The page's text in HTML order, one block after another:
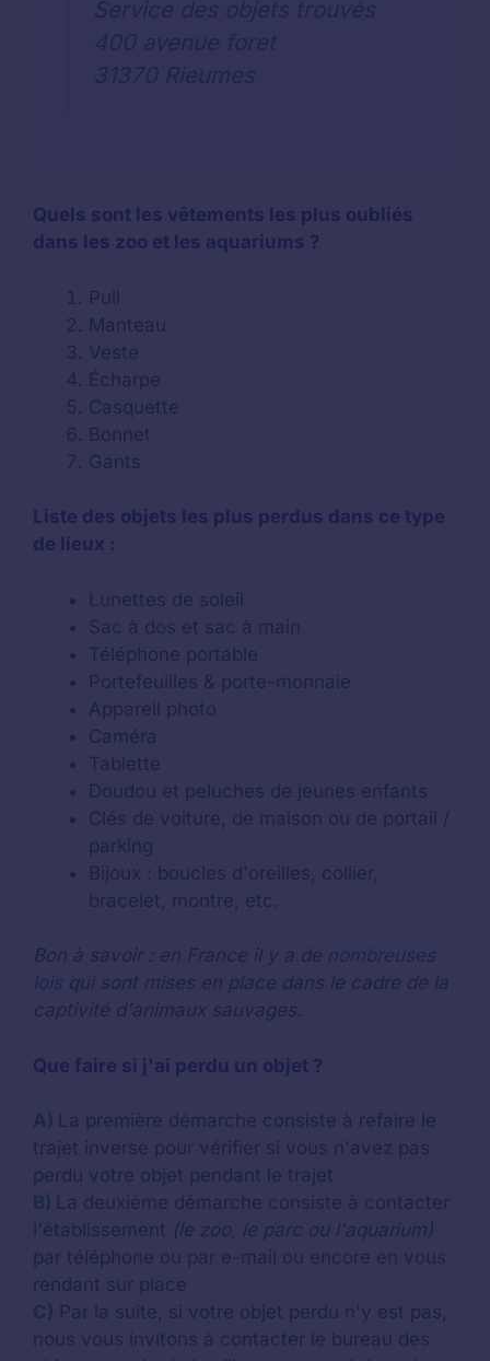
Quels sont les vêtements les plus oubliés
dans les zoo et les aquariums ?
Pull
Manteau
Veste
Écharpe
Casquette
Bonnet
Gants
Liste des objets les plus perdus dans ce type
de lieux :
Lunettes de soleil
Sac à dos et sac à main
Téléphone portable
Portefeuilles & porte-monnaie
Appareil photo
Caméra
Tablette
Doudou et peluches de jeunes enfants
Clés de voiture, de maison ou de portail /
parking
Bijoux : boucles d'oreilles, collier,
bracelet, montre, etc.
Bon à savoir : en France il y a de nombreuses
lois qui sont mises en place dans le cadre de la
captivité d'animaux sauvages.
Que faire si j'ai perdu un objet ?
A) La première démarche consiste à refaire le
trajet inverse pour vérifier si vous n'avez pas
perdu votre objet pendant le trajet
B) La deuxième démarche consiste à contacter
l'établissement (le zoo, le parc ou l'aquarium)
par téléphone ou par e-mail ou encore en vous
rendant sur place
C) Par la suite, si votre objet perdu n'y est pas,
nous vous invitons à contacter le bureau des